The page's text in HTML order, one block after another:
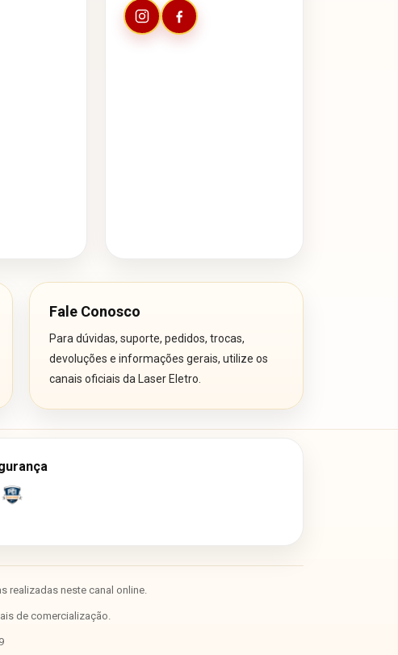
Fale Conosco
Para dúvidas, suporte, pedidos, trocas,
devoluções e informações gerais, utilize os
canais oficiais da Laser Eletro.
realizadas neste canal online.
de comercialização.